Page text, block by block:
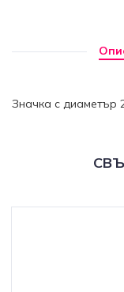
Значка с диаметър